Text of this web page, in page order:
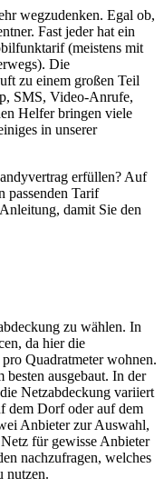
wegzudenken. Egal ob,
Fast jeder hat ein
(meistens mit
Die
zu einem großen Teil
SMS, Video-Anrufe,
Helfer bringen viele
in unserer
erfüllen? Auf
passenden Tarif
damit Sie den
zu wählen. In
da hier die
Quadratmeter wohnen.
ausgebaut. In der
Netzabdeckung variiert
dem Dorf oder auf dem
Anbieter zur Auswahl,
für gewisse Anbieter
nachzufragen, welches
nutzen.